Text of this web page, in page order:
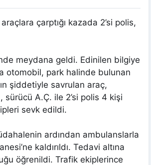
çarptığı kazada 2’si polis,
meydana geldi. Edinilen bilgiye
otomobil, park halinde bulunan
şiddetiyle savrulan araç,
A.Ç. ile 2’si polis 4 kişi
sevk edildi.
ardından ambulanslarla
kaldırıldı. Tedavi altına
öğrenildi. Trafik ekiplerince